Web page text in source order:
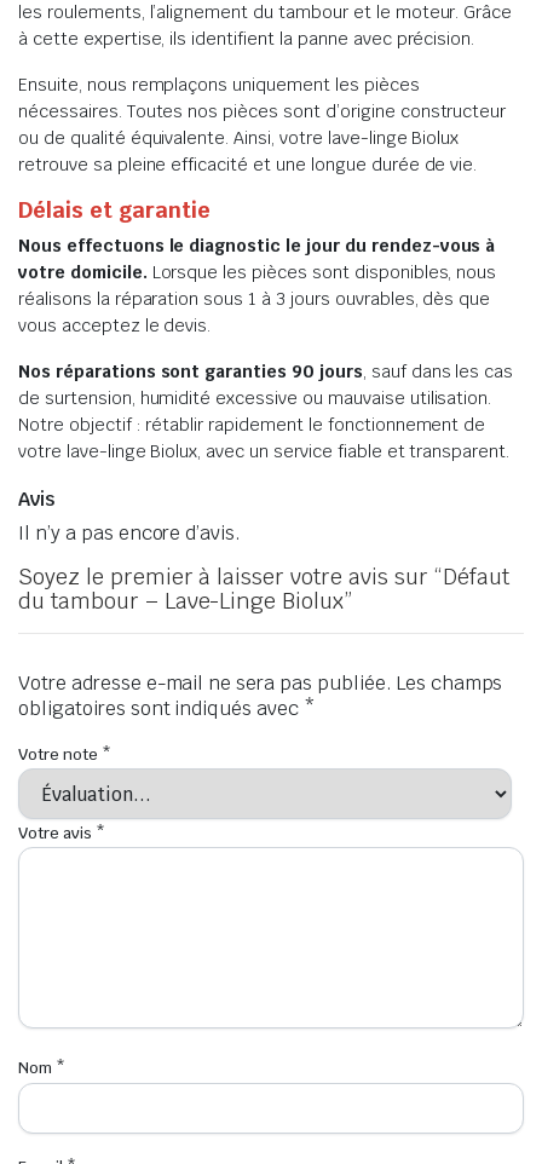
les roulements, l’alignement du tambour et le moteur. Grâce
à cette expertise, ils identifient la panne avec précision.
Ensuite, nous remplaçons uniquement les pièces
nécessaires. Toutes nos pièces sont d’origine constructeur
ou de qualité équivalente. Ainsi, votre lave-linge Biolux
retrouve sa pleine efficacité et une longue durée de vie.
Délais et garantie
Nous effectuons le diagnostic le jour du rendez-vous à
votre domicile. Lorsque les pièces sont disponibles, nous
réalisons la réparation sous 1 à 3 jours ouvrables, dès que
vous acceptez le devis.
Nos réparations sont garanties 90 jours, sauf dans les cas
de surtension, humidité excessive ou mauvaise utilisation.
Notre objectif : rétablir rapidement le fonctionnement de
votre lave-linge Biolux, avec un service fiable et transparent.
Avis
Il n’y a pas encore d’avis.
Soyez le premier à laisser votre avis sur “Défaut
du tambour – Lave-Linge Biolux”
Votre adresse e-mail ne sera pas publiée. Les champs
obligatoires sont indiqués avec *
Votre note *
Votre avis *
Nom *